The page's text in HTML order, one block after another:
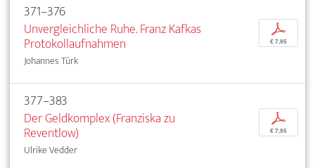
371–376
Unvergleichliche Ruhe. Franz Kafkas
Protokollaufnahmen
Johannes Türk
p
€ 7,95
377–383
Der Geldkomplex (Franziska zu
Reventlow)
Ulrike Vedder
p
€ 7,95